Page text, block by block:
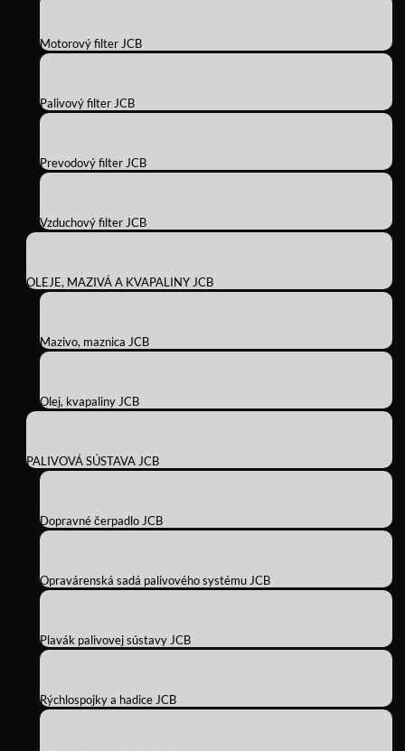
Motorový filter JCB
Palivový filter JCB
Prevodový filter JCB
Vzduchový filter JCB
OLEJE, MAZIVÁ A KVAPALINY JCB
Mazivo, maznica JCB
Olej, kvapaliny JCB
PALIVOVÁ SÚSTAVA JCB
Dopravné čerpadlo JCB
Opravárenská sadá palivového systému JCB
Plavák palivovej sústavy JCB
Rýchlospojky a hadice JCB